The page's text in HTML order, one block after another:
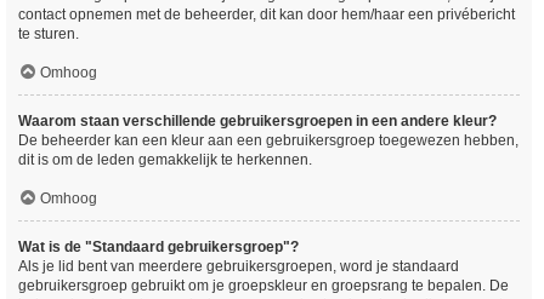
contact opnemen met de beheerder, dit kan door hem/haar een privébericht
te sturen.
Omhoog
Waarom staan verschillende gebruikersgroepen in een andere kleur?
De beheerder kan een kleur aan een gebruikersgroep toegewezen hebben,
dit is om de leden gemakkelijk te herkennen.
Omhoog
Wat is de "Standaard gebruikersgroep"?
Als je lid bent van meerdere gebruikersgroepen, word je standaard
gebruikersgroep gebruikt om je groepskleur en groepsrang te bepalen. De